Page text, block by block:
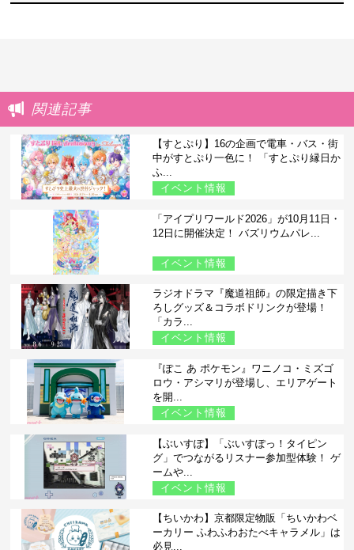
関連記事
【すとぷり】16の企画で電車・バス・街
中がすとぷり一色に！ 「すとぷり縁日か
ふ...
イベント情報
「アイプリワールド2026」が10月11日・
12日に開催決定！ バズリウムパレ...
イベント情報
ラジオドラマ『魔道祖師』の限定描き下
ろしグッズ＆コラボドリンクが登場！
「カラ...
イベント情報
『ぽこ あ ポケモン』ワニノコ・ミズゴ
ロウ・アシマリが登場し、エリアゲート
を開...
イベント情報
【ぶいすぽ】「ぶいすぽっ！タイピン
グ」でつながるリスナー参加型体験！ ゲ
ームや...
イベント情報
【ちいかわ】京都限定物販「ちいかわベ
ーカリー ふわふわおたべキャラメル」は
必見...